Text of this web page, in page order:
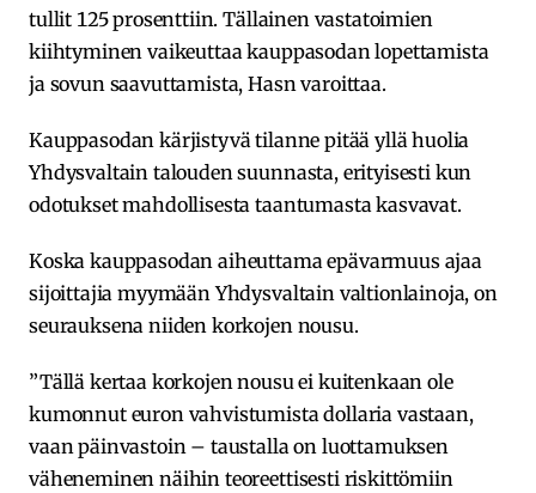
tullit 125 prosenttiin. Tällainen vastatoimien
kiihtyminen vaikeuttaa kauppasodan lopettamista
ja sovun saavuttamista, Hasn varoittaa.
Kauppasodan kärjistyvä tilanne pitää yllä huolia
Yhdysvaltain talouden suunnasta, erityisesti kun
odotukset mahdollisesta taantumasta kasvavat.
Koska kauppasodan aiheuttama epävarmuus ajaa
sijoittajia myymään Yhdysvaltain valtionlainoja, on
seurauksena niiden korkojen nousu.
”Tällä kertaa korkojen nousu ei kuitenkaan ole
kumonnut euron vahvistumista dollaria vastaan,
vaan päinvastoin – taustalla on luottamuksen
väheneminen näihin teoreettisesti riskittömiin